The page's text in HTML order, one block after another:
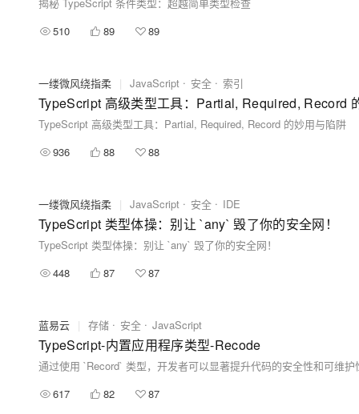
510
89 89
一缕微风绕指柔 | JavaScript 安全 索引
TypeScript 高级类型工具：Partial, Required, Record
TypeScript 高级类型工具：Partial, Required, Record 的妙用与陷阱
936
88 88
一缕微风绕指柔 | JavaScript 安全 IDE
TypeScript 类型体操：别让 `any` 毁了你的安全网！
TypeScript 类型体操：别让 `any` 毁了你的安全网！
448
87 87
蓝易云 | 存储 安全 JavaScript
TypeScript-内置应用程序类型-Recode
617
82 87